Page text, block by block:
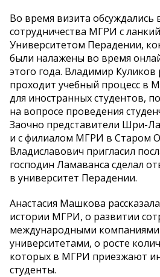
Во время визита обсуждались
сотрудничества МГРИ с
Университетом Перадении,
были налажены во время
этого года. Владимир Куликов
проходит учебный процесс в
для иностранных студентов,
на вопросе проведения
Заочно представители Шри-
и с филиалом МГРИ в Старом
Владиславович пригласил
господин Ламаванса сделал
в университет Перадении.
Анастасия Машкова
истории МГРИ, о развитии
международными
университетами, о росте
которых в МГРИ приезжают
студенты.